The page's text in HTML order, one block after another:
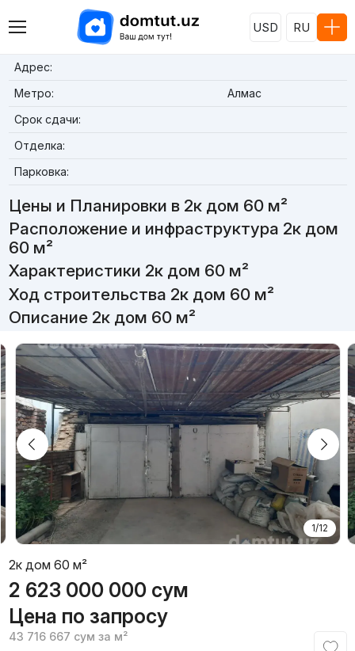
USD RU
Адрес:
Метро:
Алмас
Срок сдачи:
Отделка:
Парковка:
Цены и Планировки в 2к дом 60 м²
Расположение и инфраструктура 2к дом
60 м²
Характеристики 2к дом 60 м²
Ход строительства 2к дом 60 м²
Описание 2к дом 60 м²
1/12
2к дом 60 м²
2 623 000 000 сум
Цена по запросу
43 716 667 сум за м²